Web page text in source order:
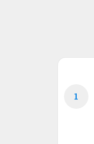
1